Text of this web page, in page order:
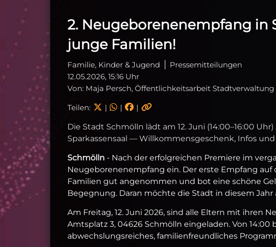
2. Neugeborenenempfang in
junge Familien!
Familie, Kinder & Jugend
Pressemitteilungen
12.05.2026, 15:16 Uhr
Von: Maja Persch, Öffentlichkeitsarbeit
Teilen: | | |
Die Stadt Schmölln lädt am 12. Juni (14:00–16:00
Sparkassensaal — Willkommensgeschenk, Infos
Schmölln - Nach der erfolgreichen Premiere im
Neugeborenenempfang ein. Der erste Empfang
Familien gut angenommen und bot eine schöne
Begegnung. Daran möchte die Stadt in diesem
Am Freitag, 12. Juni 2026, sind alle Eltern mit ihren
Amtsplatz 3, 04626 Schmölln eingeladen. Von 14:00
abwechslungsreiches, familienfreundliches